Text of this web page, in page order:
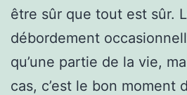
être sûr que tout est sûr.
débordement
qu’une partie de la vie,
cas, c’est le bon moment